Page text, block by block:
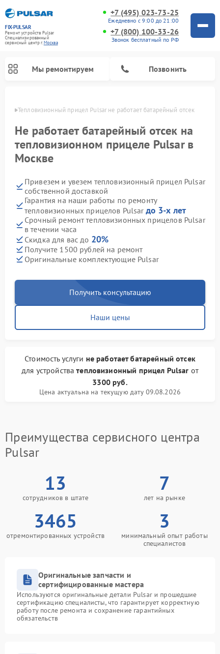
FIX-PULSAR
Ремонт устройств Pulsar
Специализированный
cервисный центр г.Москва
+7 (495) 023-73-25
Ежедневно с 9:00 до 21:00
+7 (800) 100-33-26
Звонок бесплатный по РФ
Мы ремонтируем Позвонить
Тепловизионный прицел Pulsar не работает батарейный отсек
Не работает батарейный отсек на
тепловизионном прицеле Pulsar в
Москве
Привезем и увезем тепловизионный прицел Pulsar
собственной доставкой
Гарантия на наши работы по ремонту
тепловизионных прицелов Pulsar до 3-х лет
Срочный ремонт тепловизионных прицелов Pulsar
в течении часа
Скидка для вас до 20%
Получите 1500 рублей на ремонт
Оригинальные комплектующие Pulsar
Получить консультацию
Наши цены
Стоимость услуги не работает батарейный отсек
для устройстватепловизионный прицел Pulsar от
3300 руб.
Цена актуальна на текущую дату 09.08.2026
Преимущества сервисного центра
Pulsar
13
сотрудников в штате
7
лет на рынке
3465
отремонтированных устройств
3
минимальный опыт работы
специалистов
Оригинальные запчасти и
сертифицированные мастера
Используются оригинальные детали Pulsar и прошедшие
сертификацию специалисты, что гарантирует корректную
работу после ремонта и сохранение гарантийных
обязательств